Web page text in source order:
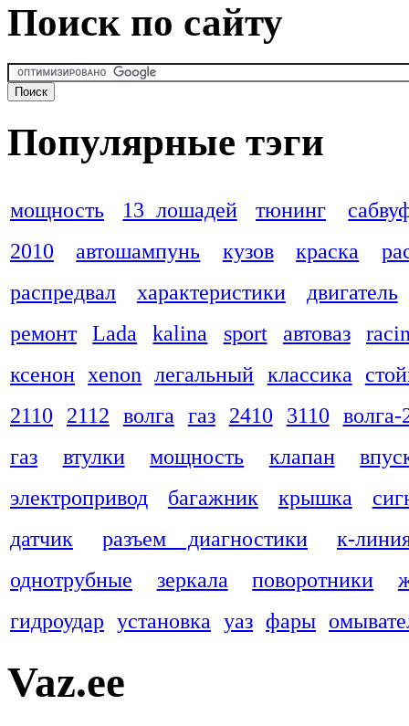
Поиск по сайту
Популярные тэги
мощность 13 лошадей тюнинг
2010
автошампунь кузов краска
распредвал
характеристики
двигатель
ремонт
Lada kalina sport автоваз
ксенон xenon легальный классика
2110
2112 волга газ 2410 3110 волга-
газ
втулки мощность клапан
электропривод
багажник крышка
датчик
разъем диагностики
к-
однотрубные
зеркала поворотники
гидроудар установка уаз фары
Vaz.ee